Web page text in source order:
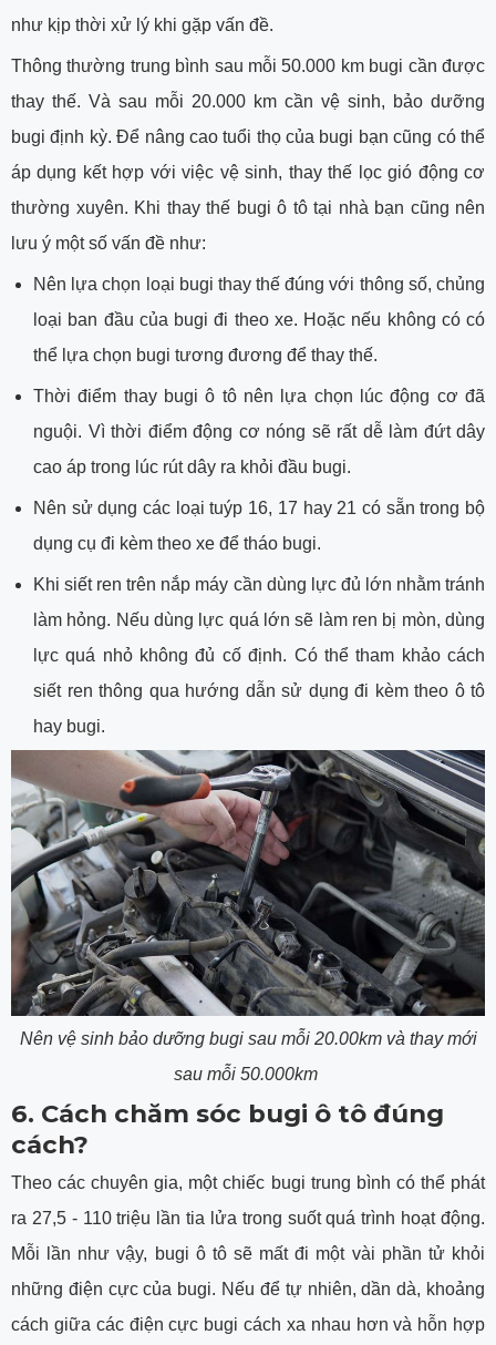
như kịp thời xử lý khi gặp vấn đề.
Thông thường trung bình sau mỗi 50.000 km bugi cần được
thay thế. Và sau mỗi 20.000 km cần vệ sinh, bảo dưỡng
bugi định kỳ. Để nâng cao tuổi thọ của bugi bạn cũng có thể
áp dụng kết hợp với việc vệ sinh, thay thế lọc gió động cơ
thường xuyên. Khi thay thế bugi ô tô tại nhà bạn cũng nên
lưu ý một số vấn đề như:
Nên lựa chọn loại bugi thay thế đúng với thông số, chủng
loại ban đầu của bugi đi theo xe. Hoặc nếu không có có
thể lựa chọn bugi tương đương để thay thế.
Thời điểm thay bugi ô tô nên lựa chọn lúc động cơ đã
nguội. Vì thời điểm động cơ nóng sẽ rất dễ làm đứt dây
cao áp trong lúc rút dây ra khỏi đầu bugi.
Nên sử dụng các loại tuýp 16, 17 hay 21 có sẵn trong bộ
dụng cụ đi kèm theo xe để tháo bugi.
Khi siết ren trên nắp máy cần dùng lực đủ lớn nhằm tránh
làm hỏng. Nếu dùng lực quá lớn sẽ làm ren bị mòn, dùng
lực quá nhỏ không đủ cố định. Có thể tham khảo cách
siết ren thông qua hướng dẫn sử dụng đi kèm theo ô tô
hay bugi.
Nên vệ sinh bảo dưỡng bugi sau mỗi 20.00km và thay mới
sau mỗi 50.000km
6. Cách chăm sóc bugi ô tô đúng
cách?
Theo các chuyên gia, một chiếc bugi trung bình có thể phát
ra 27,5 - 110 triệu lần tia lửa trong suốt quá trình hoạt động.
Mỗi lần như vậy, bugi ô tô sẽ mất đi một vài phần tử khỏi
những điện cực của bugi. Nếu để tự nhiên, dần dà, khoảng
cách giữa các điện cực bugi cách xa nhau hơn và hỗn hợp